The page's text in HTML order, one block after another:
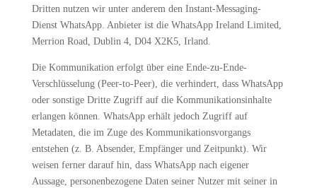
Dritten nutzen wir unter anderem den Instant-Messaging-
Dienst WhatsApp. Anbieter ist die WhatsApp Ireland Limited,
Merrion Road, Dublin 4, D04 X2K5, Irland.
Die Kommunikation erfolgt über eine Ende-zu-Ende-
Verschlüsselung (Peer-to-Peer), die verhindert, dass WhatsApp
oder sonstige Dritte Zugriff auf die Kommunikationsinhalte
erlangen können. WhatsApp erhält jedoch Zugriff auf
Metadaten, die im Zuge des Kommunikationsvorgangs
entstehen (z. B. Absender, Empfänger und Zeitpunkt). Wir
weisen ferner darauf hin, dass WhatsApp nach eigener
Aussage, personenbezogene Daten seiner Nutzer mit seiner in